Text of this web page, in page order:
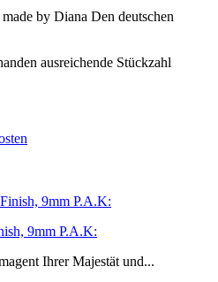
by Diana Den deutschen
ausreichende Stückzahl
9mm P.A.K:
Ihrer Majestät und...